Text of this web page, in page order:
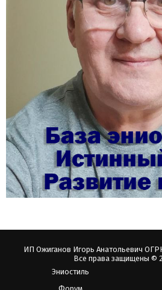
ИП Ожиганов Игорь Анатольевич
Все права защищены ©
Эниостиль